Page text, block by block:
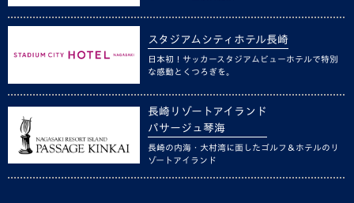
スタジアムシティホテル長崎
日本初！サッカースタジアムビューホテルで特別
な感動とくつろぎを。
長崎リゾートアイランド
パサージュ琴海
長崎の内海・大村湾に面したゴルフ＆ホテルのリ
ゾートアイランド